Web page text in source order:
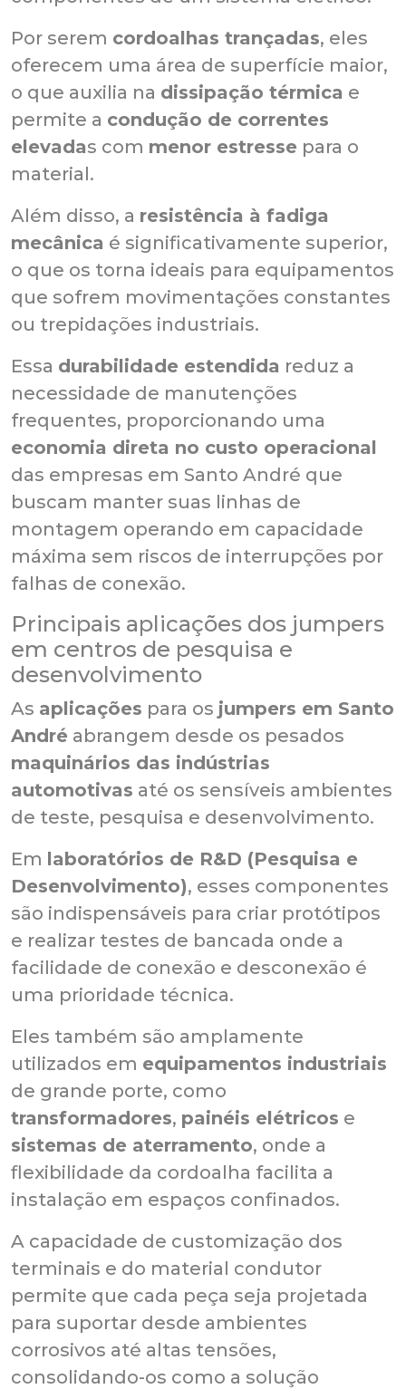
Por serem cordoalhas trançadas, eles
oferecem uma área de superfície maior,
o que auxilia na dissipação térmica e
permite a condução de correntes
elevadas com menor estresse para o
material.
Além disso, a resistência à fadiga
mecânica é significativamente superior,
o que os torna ideais para equipamentos
que sofrem movimentações constantes
ou trepidações industriais.
Essa durabilidade estendida reduz a
necessidade de manutenções
frequentes, proporcionando uma
economia direta no custo operacional
das empresas em Santo André que
buscam manter suas linhas de
montagem operando em capacidade
máxima sem riscos de interrupções por
falhas de conexão.
Principais aplicações dos jumpers
em centros de pesquisa e
desenvolvimento
As aplicações para os jumpers em Santo
André abrangem desde os pesados
maquinários das indústrias
automotivas até os sensíveis ambientes
de teste, pesquisa e desenvolvimento.
Em laboratórios de R&D (Pesquisa e
Desenvolvimento), esses componentes
são indispensáveis para criar protótipos
e realizar testes de bancada onde a
facilidade de conexão e desconexão é
uma prioridade técnica.
Eles também são amplamente
utilizados em equipamentos industriais
de grande porte, como
transformadores, painéis elétricos e
sistemas de aterramento, onde a
flexibilidade da cordoalha facilita a
instalação em espaços confinados.
A capacidade de customização dos
terminais e do material condutor
permite que cada peça seja projetada
para suportar desde ambientes
corrosivos até altas tensões,
consolidando-os como a solução